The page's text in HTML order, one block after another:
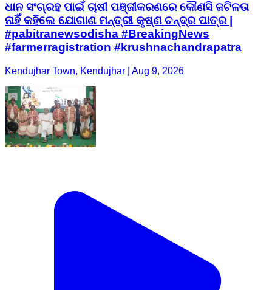
ଧାନ ସଂଗ୍ରହ ପାଇଁ ଚାଷୀ ପଞ୍ଜୀକରଣରେ କୌଣସି ଜଟିଳତା
ନାହିଁ କହିଲେ ଯୋଗାଣ ମନ୍ତ୍ରୀ କୃଷ୍ଣ ଚନ୍ଦ୍ର ପାତ୍ର |
#pabitranewsodisha #BreakingNews
#farmerragistration #krushnachandrapatra
Kendujhar Town, Kendujhar | Aug 9, 2026